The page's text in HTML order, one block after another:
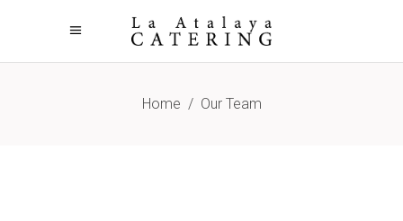
Home / Our Team